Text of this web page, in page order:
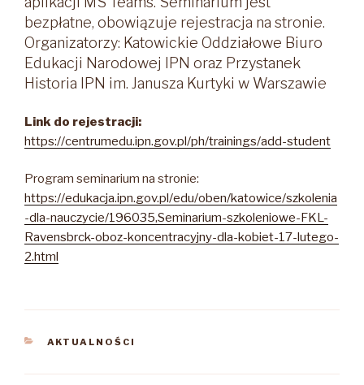
bezpłatne, obowiązuje rejestracja na stronie.
Organizatorzy: Katowickie Oddziałowe Biuro
Edukacji Narodowej IPN oraz Przystanek
Historia IPN im. Janusza Kurtyki w Warszawie
Link do rejestracji:
https://centrumedu.ipn.gov.pl/ph/trainings/add-student
Program seminarium na stronie:
https://edukacja.ipn.gov.pl/edu/oben/katowice/szkolenia
-dla-nauczycie/196035,Seminarium-szkoleniowe-FKL-
Ravensbrck-oboz-koncentracyjny-dla-kobiet-17-lutego-
2.html
KATEGORIE
AKTUALNOŚCI